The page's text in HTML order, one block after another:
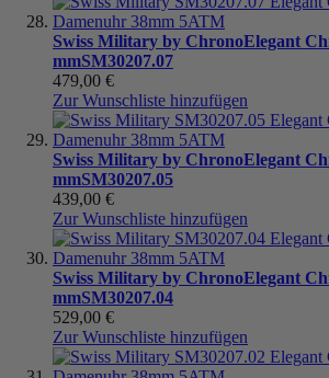
Swiss Military by ChronoElegant
mmSM30207.07
479,00 €
Zur Wunschliste hinzufügen
Swiss Military by ChronoElegant
mmSM30207.05
439,00 €
Zur Wunschliste hinzufügen
Swiss Military by ChronoElegant
mmSM30207.04
529,00 €
Zur Wunschliste hinzufügen